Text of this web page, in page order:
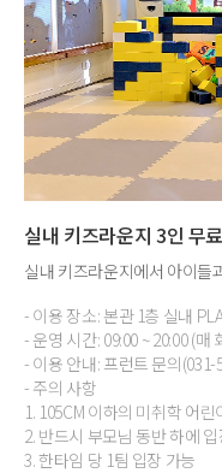
실내 키즈라운지 3인 무
실내 키즈라운지에서 아이들
- 이용 장소: 본관 1층 실내
- 운영 시간: 09:00 ~ 20:00 (매
- 이용 안내: 프런트 문의(031-
- 주의 사항
1. 105CM 이하의 미취학 어
2. 반드시 부모님 동반 하에
3. 한타임 당 1팀 입장 가능